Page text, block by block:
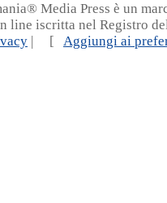
Media Press è un
line iscritta nel Registro
| [ Aggiungi ai